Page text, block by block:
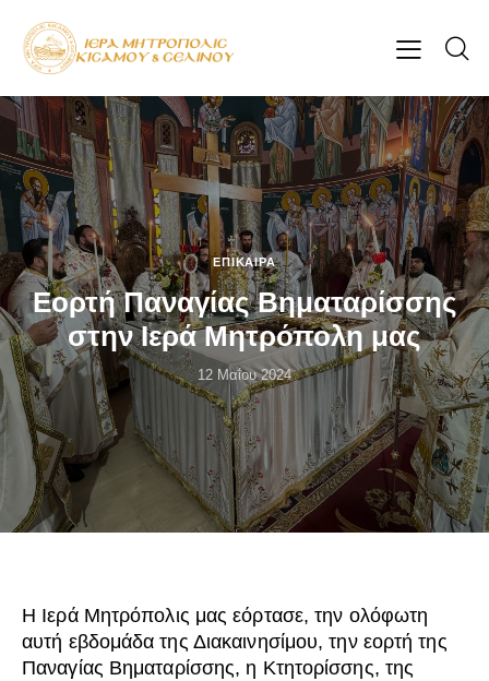
ΕΠΊΚΑΙΡΑ
Εορτή Παναγίας Βηματαρίσσης
στην Ιερά Μητρόπολη μας
12 Μαΐου 2024
Η Ιερά Μητρόπολις μας εόρτασε, την ολόφωτη
αυτή εβδομάδα της Διακαινησίμου, την εορτή της
Παναγίας Βηματαρίσσης, η Κτητορίσσης, της